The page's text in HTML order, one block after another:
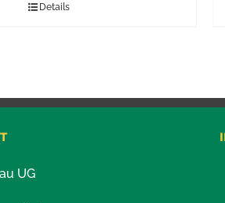
Details
UG